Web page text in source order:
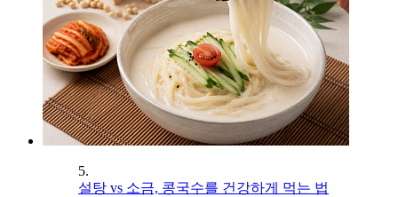
5.
설탕 vs 소금, 콩국수를 건강하게 먹는 법